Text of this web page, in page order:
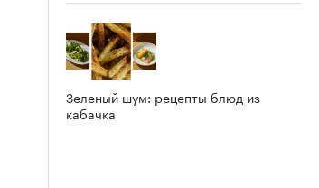
Зеленый шум: рецепты блюд из
кабачка